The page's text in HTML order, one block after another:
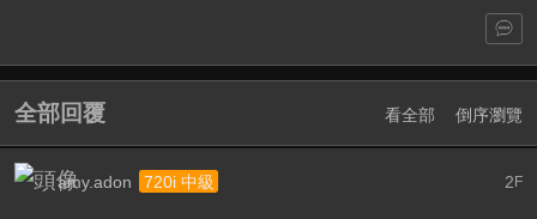
全部回覆 看全部 倒序瀏覽
2F
amy.adon 720i 中級